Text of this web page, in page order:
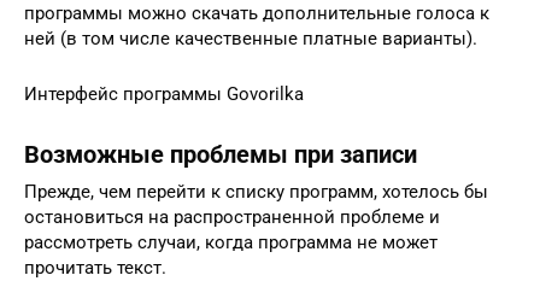
программы можно скачать дополнительные голоса к
ней (в том числе качественные платные варианты).
Интерфейс программы Govorilka
Возможные проблемы при записи
Прежде, чем перейти к списку программ, хотелось бы
остановиться на распространенной проблеме и
рассмотреть случаи, когда программа не может
прочитать текст.